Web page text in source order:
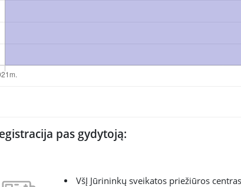
pas gydytoją:
VšĮ Jūrininkų sveikatos priežiūros